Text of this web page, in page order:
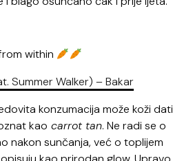
within
Summer Walker) – Bakar
konzumacija može koži dati
kao carrot tan. Ne radi se o
nakon sunčanja, već o toplijem